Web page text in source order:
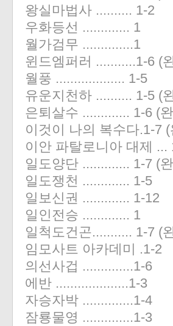
왕실마법사 .......... 1-2
우화등선 ............. 1
월가검무 ..............1
윈드엠퍼러 ...........1-6 (
월풍 ................... 1-5
유운지천하 .......... 1-5 (
은퇴살수 ............. 1-6 (
이것이 나의 복수다.1-7 (
이안 파탈로니아 대제 ...
일도양단 ............. 1-7 (
일도쟁천 ............. 1-5
일보신권 ............. 1-12
일인전승 ............. 1
일척도건곤........... 1-7 (
임모사트 아카데미 .1-2
의선사겁 ..............1-6
에반 ....................1-3
자승자박 ..............1-4
잠룡물영 ..............1-3